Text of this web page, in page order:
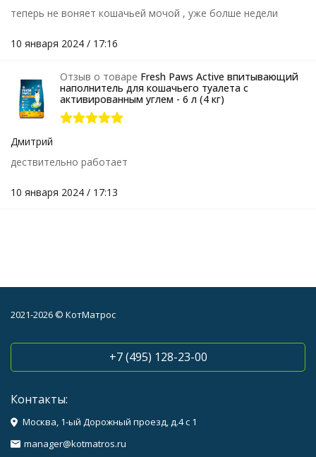
теперь не воняет кошачьей мочой , уже болше недели
10 января 2024 / 17:16
Отзыв о товаре Fresh Paws Active впитывающий
наполнитель для кошачьего туалета с
активированным углем - 6 л (4 кг)
Дмитрий
дествительно работает
10 января 2024 / 17:13
2021-2026 © КотМатрос
+7 (495) 128-23-00
Контакты:
Москва, 1-ый Дорожный проезд, д.4 с 1
manager@kotmatros.ru